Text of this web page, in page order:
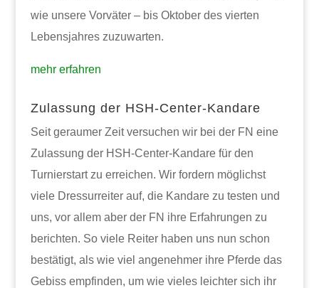
wie unsere Vorväter – bis Oktober des vierten
Lebensjahres zuzuwarten.
mehr erfahren
Zulassung der HSH-Center-Kandare
Seit geraumer Zeit versuchen wir bei der FN eine
Zulassung der HSH-Center-Kandare für den
Turnierstart zu erreichen. Wir fordern möglichst
viele Dressurreiter auf, die Kandare zu testen und
uns, vor allem aber der FN ihre Erfahrungen zu
berichten. So viele Reiter haben uns nun schon
bestätigt, als wie viel angenehmer ihre Pferde das
Gebiss empfinden, um wie vieles leichter sich ihr